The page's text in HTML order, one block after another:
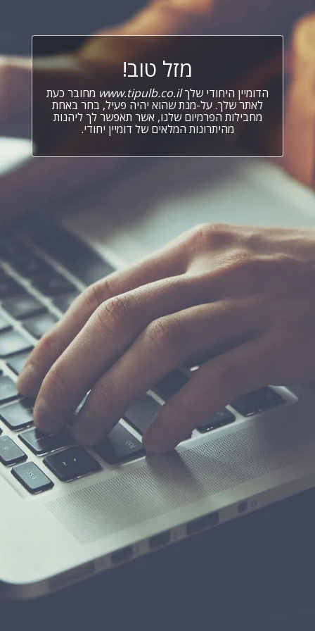
מזל טוב!
הדומיין היחודי שלךwww.tipulb.co.il מחובר כעת
לאתר שלך. על-מנת שהוא יהיה פעיל, בחר באחת
מחבילות הפרמיום שלנו, אשר תאפשר לך ליהנות
מהיתרונות המלאים של דומיין יחודי.